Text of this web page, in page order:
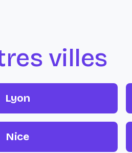
villes
Lyon
Nice